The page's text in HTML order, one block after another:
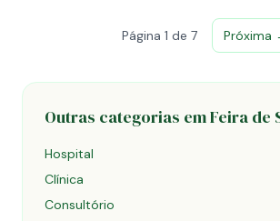
Página 1 de 7 Próxima
Outras categorias em Feira de
Hospital
Clínica
Consultório